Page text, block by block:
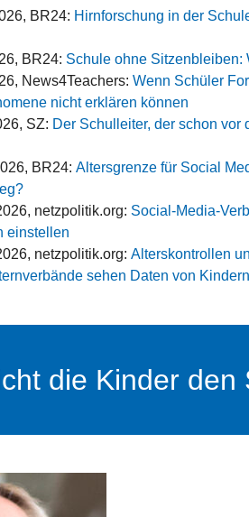
BR24: Hirnforschung in der
BR24: Schule ohne Sitzenbleiben:
News4Teachers: Wenn Schüler
nicht erklären können
SZ: Der Schulleiter, der schon vor
BR24: Altersgrenze für Social
netzpolitik.org: Social-Media-
einstellen
netzpolitik.org: Alterskontrollen
sehen Daten von
die Kinder den